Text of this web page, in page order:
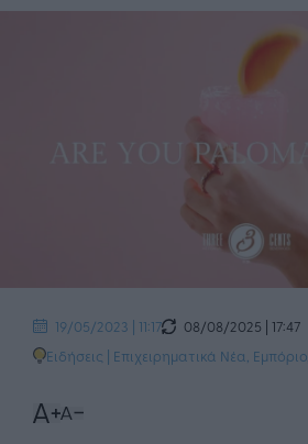
19/05/2023 | 11:17
08/08/2025 | 17:47
Ειδήσεις | Επιχειρηματικά Νέα Εμπόριο